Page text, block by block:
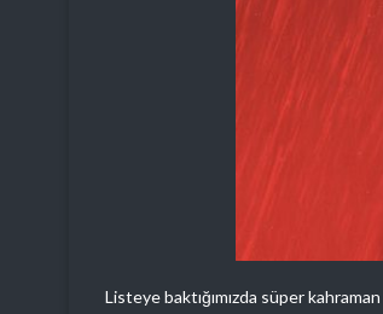
Listeye baktığımızda süper